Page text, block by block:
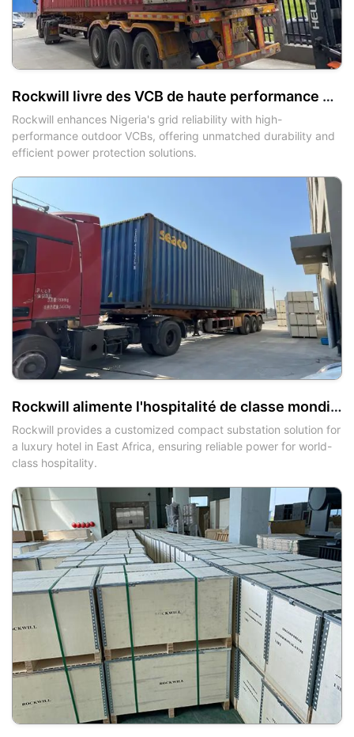
Rockwill livre des VCB de haute performance pour améliorer la fiabilité du réseau nigérian
Rockwill enhances Nigeria's grid reliability with high-
performance outdoor VCBs, offering unmatched durability and
efficient power protection solutions.
Rockwill alimente l'hospitalité de classe mondiale en Afrique de l'Est avec une solution de sous-station compacte sur mesure
Rockwill provides a customized compact substation solution for
a luxury hotel in East Africa, ensuring reliable power for world-
class hospitality.